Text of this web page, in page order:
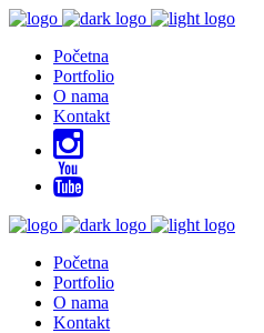
Početna
Portfolio
O nama
Kontakt
Početna
Portfolio
O nama
Kontakt